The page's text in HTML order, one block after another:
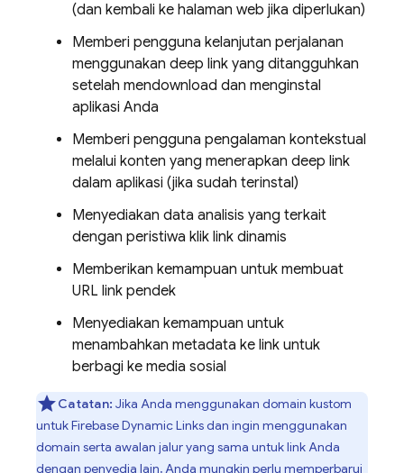
(dan kembali ke halaman web jika diperlukan)
Memberi pengguna kelanjutan perjalanan
menggunakan deep link yang ditangguhkan
setelah mendownload dan menginstal
aplikasi Anda
Memberi pengguna pengalaman kontekstual
melalui konten yang menerapkan deep link
dalam aplikasi (jika sudah terinstal)
Menyediakan data analisis yang terkait
dengan peristiwa klik link dinamis
Memberikan kemampuan untuk membuat
URL link pendek
Menyediakan kemampuan untuk
menambahkan metadata ke link untuk
berbagi ke media sosial
Catatan: Jika Anda menggunakan domain kustom
untuk Firebase Dynamic Links dan ingin menggunakan
domain serta awalan jalur yang sama untuk link Anda
dengan penyedia lain, Anda mungkin perlu memperbarui